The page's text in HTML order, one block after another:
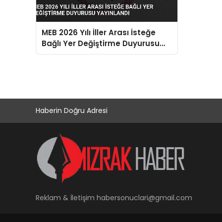
MEB 2026 Yılı İller Arası İsteğe
Bağlı Yer Değiştirme Duyurusu
Yayınlandı
Haberin Doğru Adresi
Reklam & İletişim habersonuclari@gmail.com